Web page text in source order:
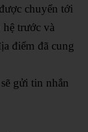
chuyển tới
trước và
điểm đã cung
gửi tin nhắn